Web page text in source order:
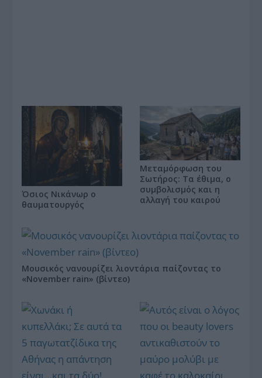
Όσιος Νικάνωρ ο
θαυματουργός
Μεταμόρφωση του
Σωτήρος: Τα έθιμα, ο
συμβολισμός και η
αλλαγή του καιρού
Μουσικός νανουρίζει λιοντάρια παίζοντας το
«November rain» (βίντεο)